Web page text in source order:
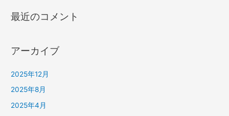
最近のコメント
アーカイブ
2025年12月
2025年8月
2025年4月